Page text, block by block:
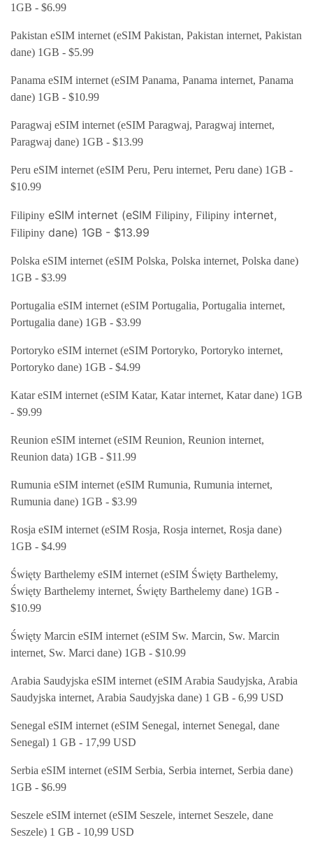
1GB - $6.99
Pakistan eSIM internet (eSIM Pakistan, Pakistan internet, Pakistan
dane) 1GB - $5.99
Panama eSIM internet (eSIM Panama, Panama internet, Panama
dane) 1GB - $10.99
Paragwaj eSIM internet (eSIM Paragwaj, Paragwaj internet,
Paragwaj dane) 1GB - $13.99
Peru eSIM internet (eSIM Peru, Peru internet, Peru dane) 1GB -
$10.99
Filipiny eSIM internet (eSIM Filipiny, Filipiny internet,
Filipiny dane) 1GB - $13.99
Polska eSIM internet (eSIM Polska, Polska internet, Polska dane)
1GB - $3.99
Portugalia eSIM internet (eSIM Portugalia, Portugalia internet,
Portugalia dane) 1GB - $3.99
Portoryko eSIM internet (eSIM Portoryko, Portoryko internet,
Portoryko dane) 1GB - $4.99
Katar eSIM internet (eSIM Katar, Katar internet, Katar dane) 1GB
- $9.99
Reunion eSIM internet (eSIM Reunion, Reunion internet,
Reunion data) 1GB - $11.99
Rumunia eSIM internet (eSIM Rumunia, Rumunia internet,
Rumunia dane) 1GB - $3.99
Rosja eSIM internet (eSIM Rosja, Rosja internet, Rosja dane)
1GB - $4.99
Święty Barthelemy eSIM internet (eSIM Święty Barthelemy,
Święty Barthelemy internet, Święty Barthelemy dane) 1GB -
$10.99
Święty Marcin eSIM internet (eSIM Sw. Marcin, Sw. Marcin
internet, Sw. Marci dane) 1GB - $10.99
Arabia Saudyjska eSIM internet (eSIM Arabia Saudyjska, Arabia
Saudyjska internet, Arabia Saudyjska dane) 1 GB - 6,99 USD
Senegal eSIM internet (eSIM Senegal, internet Senegal, dane
Senegal) 1 GB - 17,99 USD
Serbia eSIM internet (eSIM Serbia, Serbia internet, Serbia dane)
1GB - $6.99
Seszele eSIM internet (eSIM Seszele, internet Seszele, dane
Seszele) 1 GB - 10,99 USD